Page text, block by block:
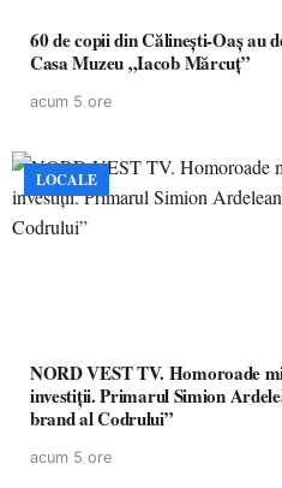
60 de copii din Călinești-Oaș au
Casa Muzeu „Iacob Mărcuț”
acum 5 ore
LOCALE
NORD VEST TV. Homoroade
investiții. Primarul Simion Ardelean: „Oțeloaia rămâne un
brand al Codrului”
acum 5 ore